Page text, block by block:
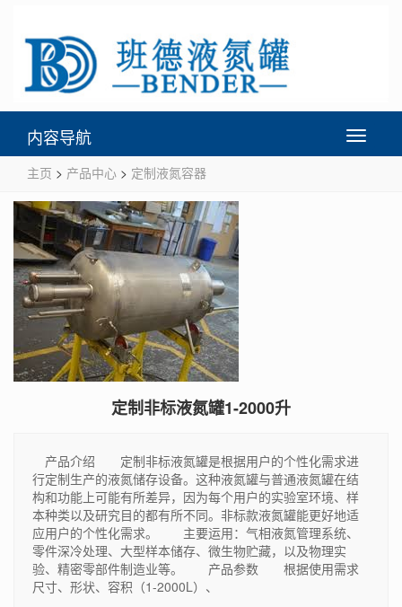
Toggle
内容导航
主页 > 产品中心 > 定制液氮容器
定制非标液氮罐1-2000升
产品介绍 定制非标液氮罐是根据用户的个性化需求进
行定制生产的液氮储存设备。这种液氮罐与普通液氮罐在结
构和功能上可能有所差异，因为每个用户的实验室环境、样
本种类以及研究目的都有所不同。非标款液氮罐能更好地适
应用户的个性化需求。 主要运用：气相液氮管理系统、
零件深冷处理、大型样本储存、微生物贮藏，以及物理实
验、精密零部件制造业等。 产品参数 根据使用需求
尺寸、形状、容积（1-2000L）、